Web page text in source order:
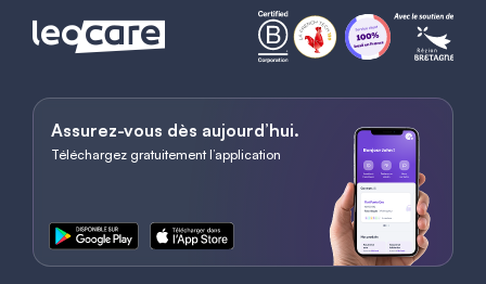
Assurez-vous dès aujourd’hui.
Téléchargez gratuitement l’application